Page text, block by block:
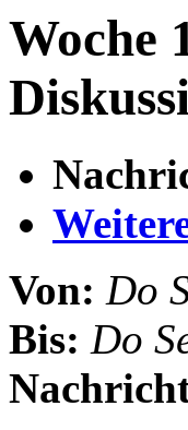
Woche
Von: Do
Bis: Do